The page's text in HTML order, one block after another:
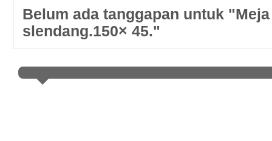
Belum ada tanggapan untuk
slendang.150× 45."